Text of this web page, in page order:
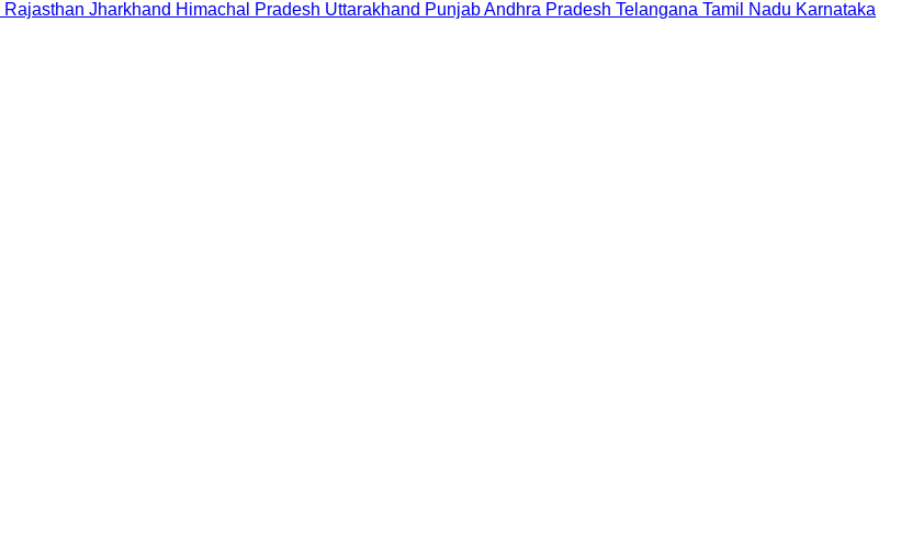
Rajasthan Jharkhand Himachal Pradesh Uttarakhand PunjabAndhra Pradesh Telangana Tamil Nadu Karnataka